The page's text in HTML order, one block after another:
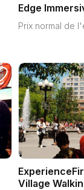
Edge
Prix normal de
Village